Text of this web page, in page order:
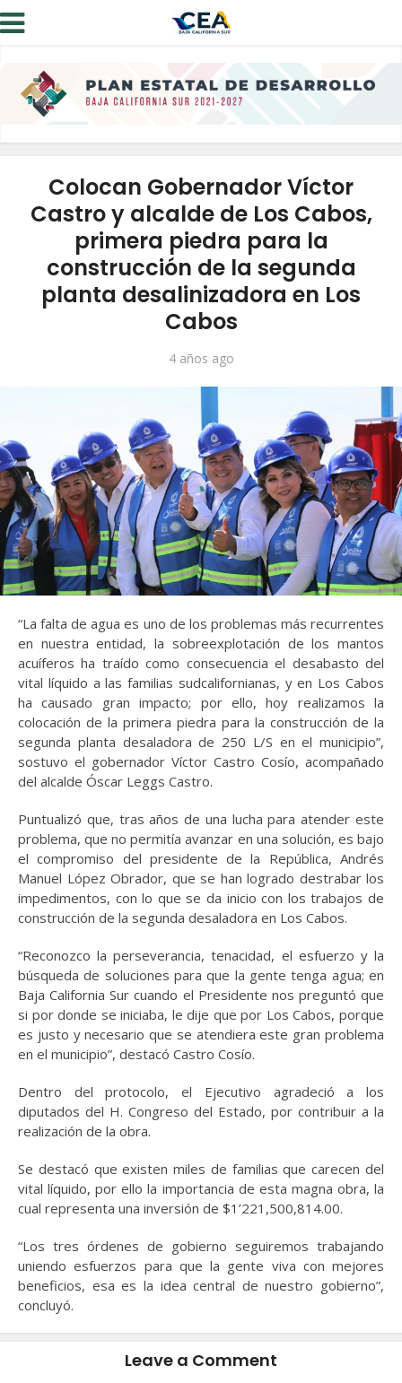
Colocan Gobernador Víctor
Castro y alcalde de Los Cabos,
primera piedra para la
construcción de la segunda
planta desalinizadora en Los
Cabos
4 años ago
“La falta de agua es uno de los problemas más recurrentes
en nuestra entidad, la sobreexplotación de los mantos
acuíferos ha traído como consecuencia el desabasto del
vital líquido a las familias sudcalifornianas, y en Los Cabos
ha causado gran impacto; por ello, hoy realizamos la
colocación de la primera piedra para la construcción de la
segunda planta desaladora de 250 L/S en el municipio”,
sostuvo el gobernador Víctor Castro Cosío, acompañado
del alcalde Óscar Leggs Castro.
Puntualizó que, tras años de una lucha para atender este
problema, que no permitía avanzar en una solución, es bajo
el compromiso del presidente de la República, Andrés
Manuel López Obrador, que se han logrado destrabar los
impedimentos, con lo que se da inicio con los trabajos de
construcción de la segunda desaladora en Los Cabos.
“Reconozco la perseverancia, tenacidad, el esfuerzo y la
búsqueda de soluciones para que la gente tenga agua; en
Baja California Sur cuando el Presidente nos preguntó que
si por donde se iniciaba, le dije que por Los Cabos, porque
es justo y necesario que se atendiera este gran problema
en el municipio”, destacó Castro Cosío.
Dentro del protocolo, el Ejecutivo agradeció a los
diputados del H. Congreso del Estado, por contribuir a la
realización de la obra.
Se destacó que existen miles de familias que carecen del
vital líquido, por ello la importancia de esta magna obra, la
cual representa una inversión de $1’221,500,814.00.
“Los tres órdenes de gobierno seguiremos trabajando
uniendo esfuerzos para que la gente viva con mejores
beneficios, esa es la idea central de nuestro gobierno”,
concluyó.
Leave a Comment